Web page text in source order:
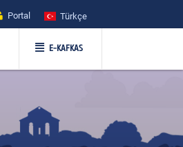
Portal Türkçe
E-KAFKAS